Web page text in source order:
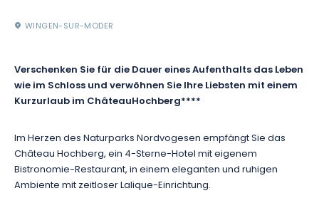
WINGEN-SUR-MODER
Verschenken Sie für die Dauer eines Aufenthalts das Leben
wie im Schloss und verwöhnen Sie Ihre Liebsten mit einem
Kurzurlaub im ChâteauHochberg****
Im Herzen des Naturparks Nordvogesen empfängt Sie das
Château Hochberg, ein 4-Sterne-Hotel mit eigenem
Bistronomie-Restaurant, in einem eleganten und ruhigen
Ambiente mit zeitloser Lalique-Einrichtung.